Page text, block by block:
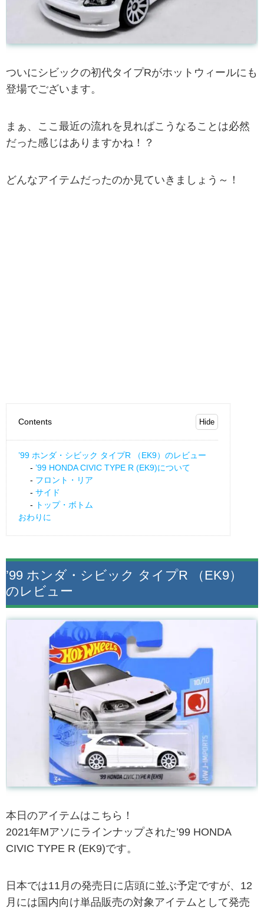
ついにシビックの初代タイプRがホットウィールにも
登場でございます。
まぁ、ここ最近の流れを見ればこうなることは必然
だった感じはありますかね！？
どんなアイテムだったのか見ていきましょう～！
Contents
’99 ホンダ・シビック タイプR （EK9）のレビュー
’99 HONDA CIVIC TYPE R (EK9)について
フロント・リア
サイド
トップ・ボトム
おわりに
’99 ホンダ・シビック タイプR （EK9）
のレビュー
本日のアイテムはこちら！
2021年Mアソにラインナップされた’99 HONDA
CIVIC TYPE R (EK9)です。
日本では11月の発売日に店頭に並ぶ予定ですが、12
月には国内向け単品販売の対象アイテムとして発売